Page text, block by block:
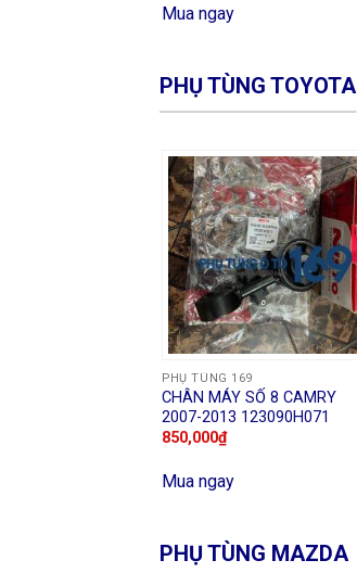
Mua ngay
PHỤ TÙNG TOYOTA
PHỤ TÙNG 169
CHÂN MÁY SỐ 8 CAMRY
2007-2013 123090H071
850,000₫
Mua ngay
PHỤ TÙNG MAZDA